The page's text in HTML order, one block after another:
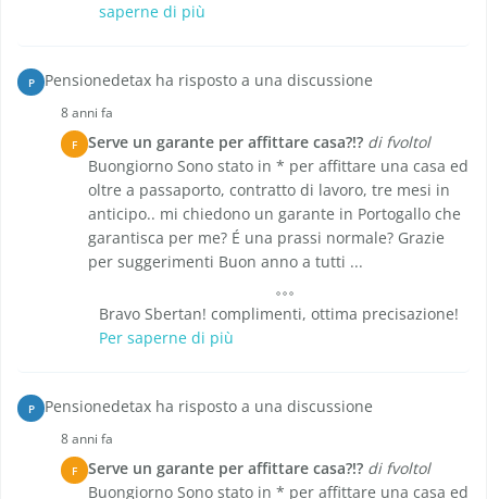
saperne di più
P Pensionedetax ha risposto a una discussione
8 anni fa
F Serve un garante per affittare casa?!? di fvoltol
Buongiorno Sono stato in * per affittare una casa ed
oltre a passaporto, contratto di lavoro, tre mesi in
anticipo.. mi chiedono un garante in Portogallo che
garantisca per me? É una prassi normale? Grazie
per suggerimenti Buon anno a tutti ...
Bravo Sbertan! complimenti, ottima precisazione!
Per saperne di più
P Pensionedetax ha risposto a una discussione
8 anni fa
F Serve un garante per affittare casa?!? di fvoltol
Buongiorno Sono stato in * per affittare una casa ed